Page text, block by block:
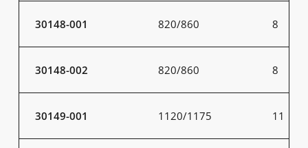
30148-001 820/860 8
30148-002 820/860 8
30149-001 1120/1175 11